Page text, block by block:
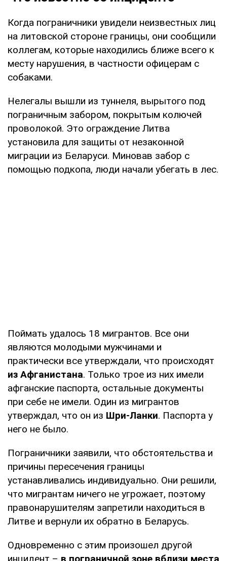
Когда пограничники увидели неизвестных лиц
на литовской стороне границы, они сообщили
коллегам, которые находились ближе всего к
месту нарушения, в частности офицерам с
собаками.
Нелегалы вышли из туннеля, вырытого под
пограничным забором, покрытым колючей
проволокой. Это ограждение Литва
установила для защиты от незаконной
миграции из Беларуси. Миновав забор с
помощью подкопа, люди начали убегать в лес.
Поймать удалось 18 мигрантов. Все они
являются молодыми мужчинами и
практически все утверждали, что происходят
из Афганистана. Только трое из них имели
афганские паспорта, остальные документы
при себе не имели. Один из мигрантов
утверждал, что он из Шри-Ланки. Паспорта у
него не было.
Пограничники заявили, что обстоятельства и
причины пересечения границы
устанавливались индивидуально. Они решили,
что мигрантам ничего не угрожает, поэтому
правонарушителям запретили находиться в
Литве и вернули их обратно в Беларусь.
Одновременно с этим произошел другой
инцидент – в пограничной зоне вблизи места